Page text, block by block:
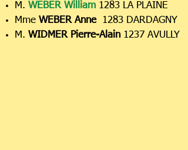
M. WEBER William 1283 LA PLAINE
Mme WEBER Anne1283 DARDAGNY
M. WIDMER Pierre-Alain1237 AVULLY